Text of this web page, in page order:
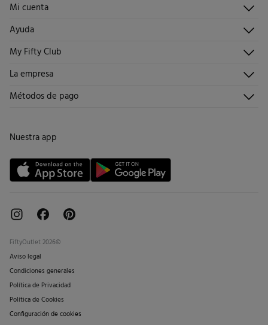
Mi cuenta
Iniciar sesión
Registrarme
Direcciones de envío
Hazte socio
Ayuda
Atención al cliente
Envíanos un email
Preguntas frecuentes
Promociones vigentes
Condiciones tarjeta abono
Tarjeta regalo online
My Fifty Club
Descúbrelo
¡Únete!
La empresa
¿Quiénes somos?
Trabaja con nosotros
Métodos de pago
Nuestra app
FiftyOutlet 2026©
Aviso legal
Condiciones generales
Política de Privacidad
Política de Cookies
Configuración de cookies